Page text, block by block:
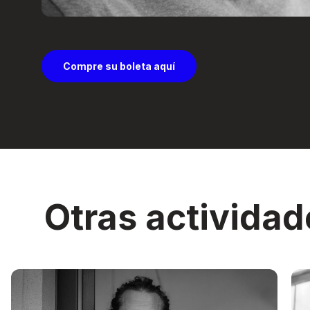
Compre su boleta aquí
Otras